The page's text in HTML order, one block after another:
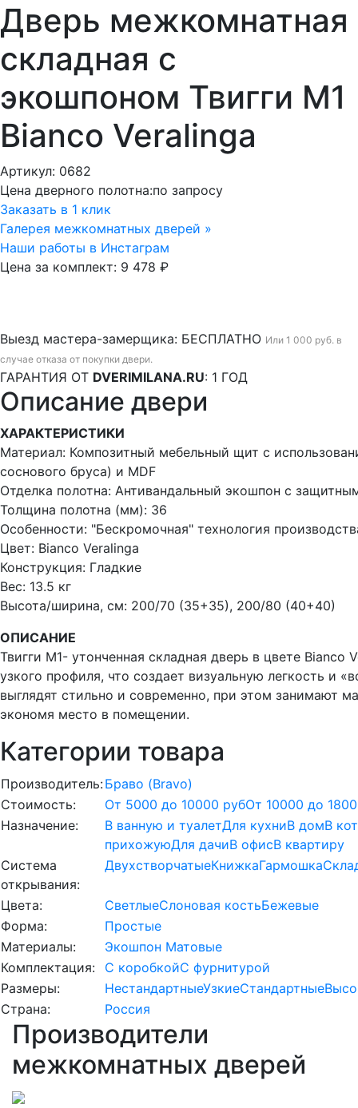
Дверь межкомнатная
складная с
экошпоном Твигги M1
Bianco Veralinga
Артикул: 0682
Цена дверного полотна:по запросу
Заказать в 1 клик
Галерея межкомнатных дверей »
Наши работы в Инстаграм
Цена за комплект: 9 478 ₽
Выезд мастера-замерщика: БЕСПЛАТНО Или 1 000 руб. в
случае отказа от покупки двери.
ГАРАНТИЯ ОТ DVERIMILANA.RU: 1 ГОД
Описание двери
ХАРАКТЕРИСТИКИ
Материал: Композитный мебельный щит с
соснового бруса) и MDF
Отделка полотна: Антивандальный экошпон с
Толщина полотна (мм): 36
Особенности: "Бескромочная" технология
Цвет: Bianco Veralinga
Конструкция: Гладкие
Вес: 13.5 кг
Высота/ширина, см: 200/70 (35+35), 200/80 (40+40)
ОПИСАНИЕ
Твигги М1- утонченная складная дверь в цвете Bianco
узкого профиля, что создает визуальную легкость и
выглядят стильно и современно, при этом занимают
экономя место в помещении.
Категории товара
Производитель:Браво (Bravo)
Стоимость:
От 5000 до 10000 рубОт 10000 до
Назначение:
В ванную и туалетДля кухниВ домВ
прихожуюДля дачиВ офисВ квартиру
Система
открывания:
ДвухстворчатыеКнижкаГармошка
Цвета: СветлыеСлоновая костьБежевые
Форма:
Простые
Материалы:
Экошпон Матовые
Комплектация:
С коробкойС фурнитурой
Размеры:
НестандартныеУзкиеСтандартные
Страна:
Россия
Производители
межкомнатных дверей